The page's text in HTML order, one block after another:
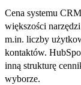
Cena systemu
większości
m.in. liczby
kontaktów.
inną strukturę
wyborze.